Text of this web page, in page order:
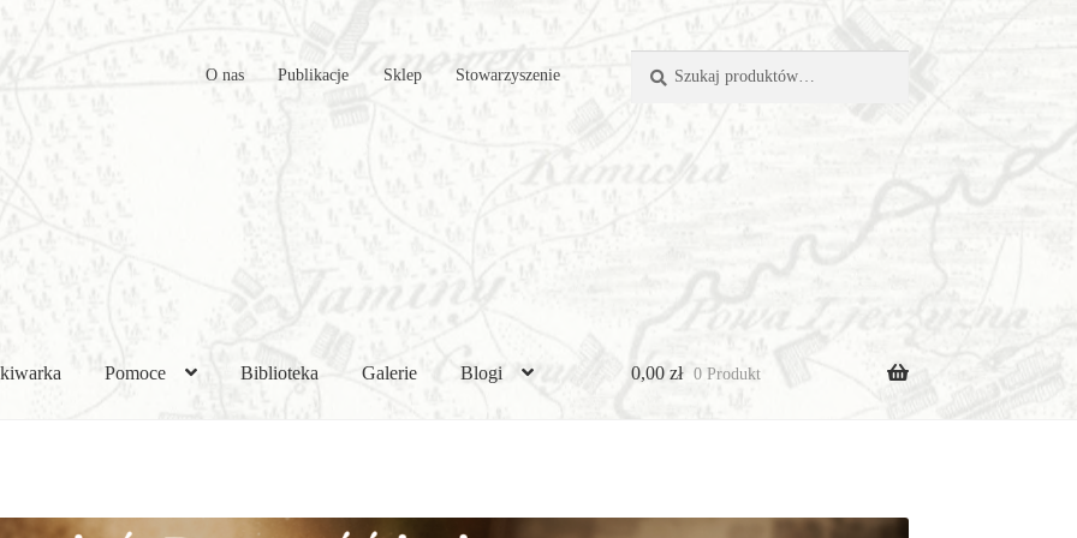
O nas Publikacje Sklep Stowarzyszenie
Pomoce Biblioteka Galerie Blogi 0,00 zł 0 Produkt